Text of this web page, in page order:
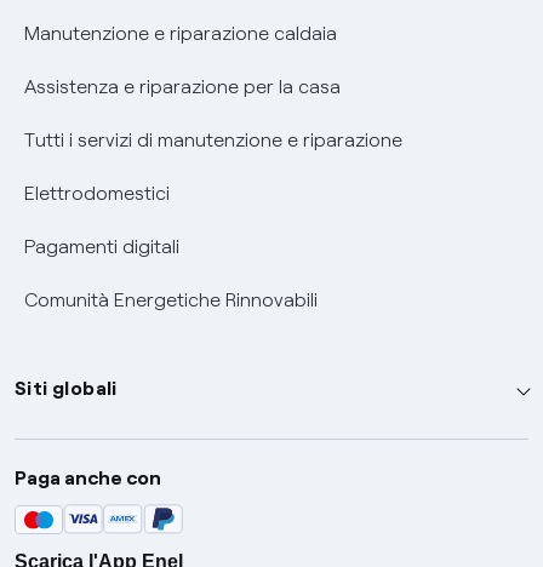
Informativa RAEE
Manutenzione e riparazione caldaia
Assistenza e riparazione per la casa
Tutti i servizi di manutenzione e riparazione
Elettrodomestici
Pagamenti digitali
Comunità Energetiche Rinnovabili
Siti globali
Enel Group
Enel Green Power
Global Trading
Paga anche con
Scarica l'App Enel